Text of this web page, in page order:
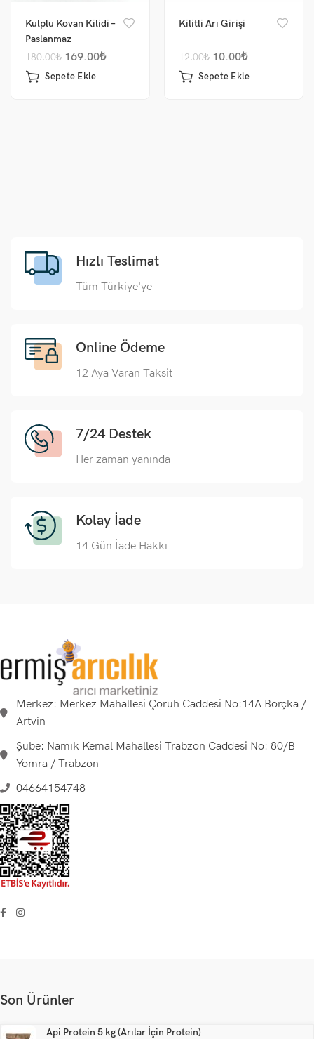
Kulplu Kovan Kilidi –
Paslanmaz
180.00₺ 169.00₺
Sepete Ekle
Kilitli Arı Girişi
12.00₺ 10.00₺
Sepete Ekle
Hızlı Teslimat
Tüm Türkiye'ye
Online Ödeme
12 Aya Varan Taksit
7/24 Destek
Her zaman yanında
Kolay İade
14 Gün İade Hakkı
Merkez: Merkez Mahallesi Çoruh Caddesi No:14A Borçka /
Artvin
Şube: Namık Kemal Mahallesi Trabzon Caddesi No: 80/B
Yomra / Trabzon
04664154748
Son Ürünler
Api Protein 5 kg (Arılar İçin Protein)